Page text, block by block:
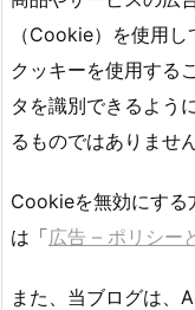
（Cookie）を使用し
クッキーを使用する
タを識別できるよう
るものではありません
Cookieを無効にする
は「広告 – ポリシー
また、当ブログは、